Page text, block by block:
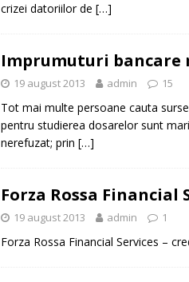
crizei datoriilor de […]
Imprumuturi bancare
19 august 2013 admin 15
Tot mai multe persoane cauta
pentru studierea dosarelor sunt
nerefuzat; prin […]
Forza Rossa Financial
19 august 2013 admin 1
Forza Rossa Financial Services –